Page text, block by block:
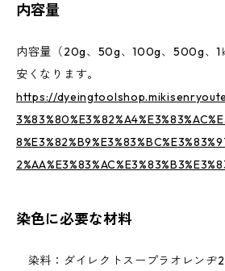
内容量
内容量（20g、50g、100g、500g、1
安くなります。
https://
染色に必要な材料
染料：ダイレクトスープラオレンヂ